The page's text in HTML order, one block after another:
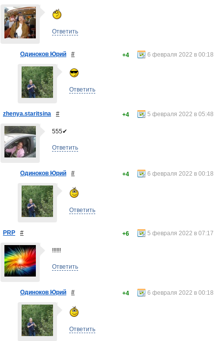
Ответить
Одиноков Юрий # 6 февраля 2022 в 00:18
+4
Ответить
zhenya.staritsina # 5 февраля 2022 в 05:48
+4
555✔
Ответить
Одиноков Юрий # 6 февраля 2022 в 00:18
+4
Ответить
PRP # 5 февраля 2022 в 07:17
+6
!!!!!!
Ответить
Одиноков Юрий # 6 февраля 2022 в 00:18
+4
Ответить